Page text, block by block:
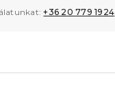
+36 20 779 1924